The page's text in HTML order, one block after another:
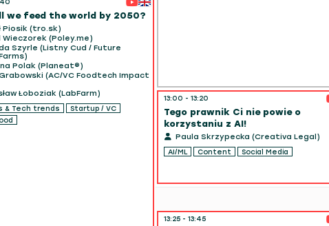
we feed the world by 2050?
Piosik (tro.sk)
Wieczorek (Poley.me)
Szyrle (Listny Cud / Future
Polak (Planeat®)
(AC/VC Foodtech Impact
Łoboziak (LabFarm)
& Tech trends
Startup / VC
13:00 - 13:20
Tego prawnik Ci nie powie o
korzystaniu z AI!
Paula Skrzypecka (Creativa Legal)
AI/ML
Content Social Media
13:25 - 13:45